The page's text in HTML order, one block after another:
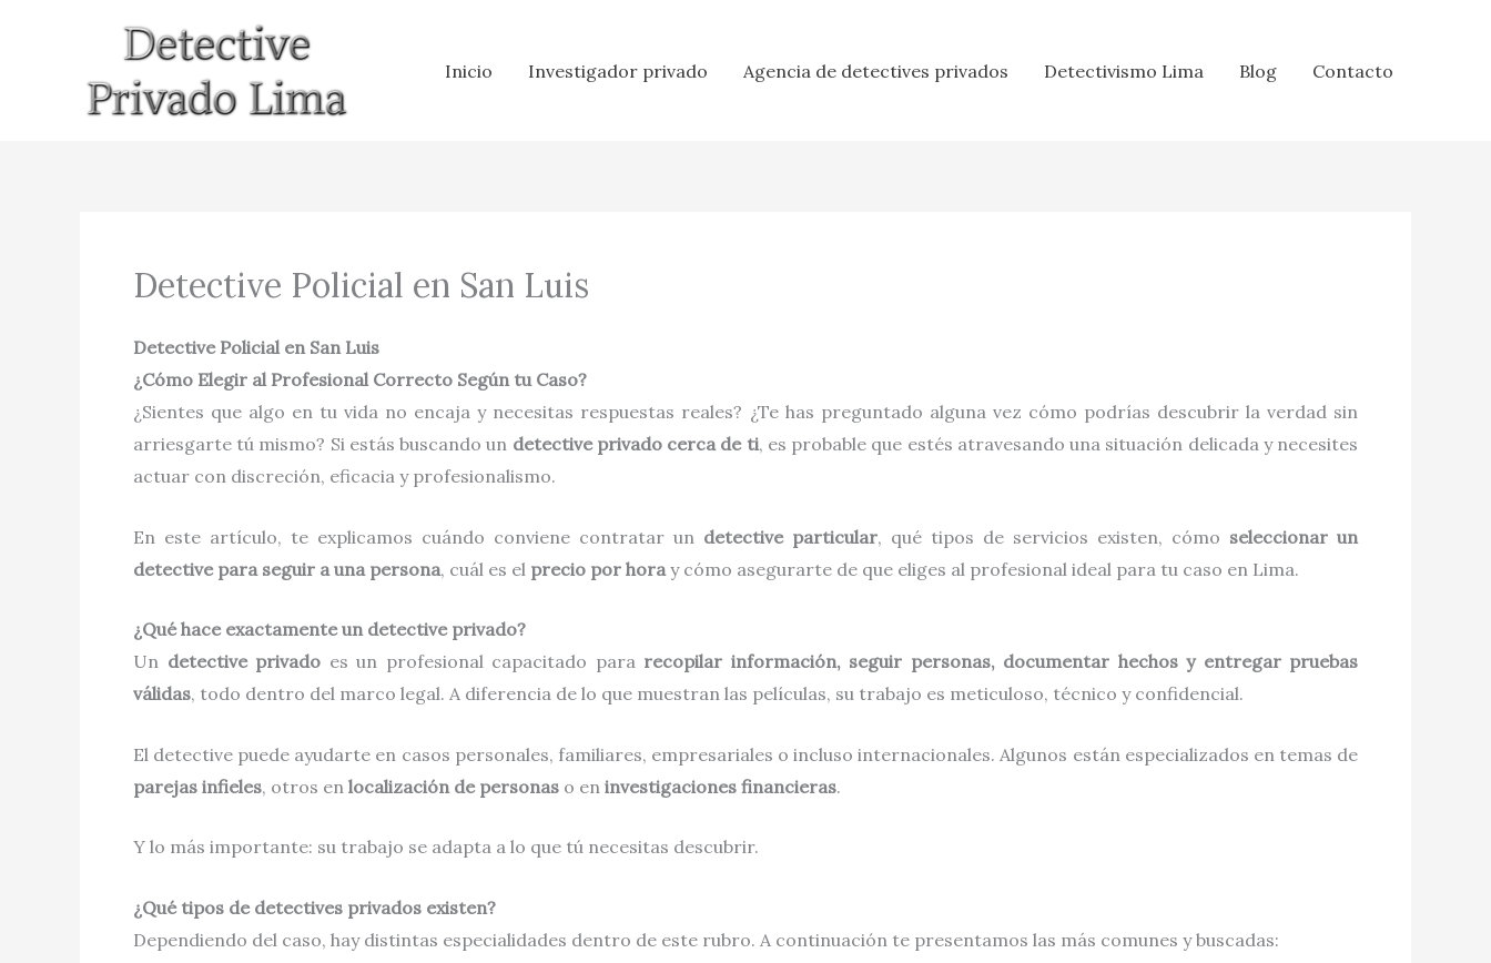
Inicio Investigador privado Agencia de detectives privados Detectivismo Lima Blog Contacto
Detective Policial en San Luis
Detective Policial en San Luis
¿Cómo Elegir al Profesional Correcto Según tu Caso?
¿Sientes que algo en tu vida no encaja y necesitas respuestas reales? ¿Te has preguntado alguna vez cómo podrías descubrir la verdad sin
arriesgarte tú mismo? Si estás buscando un detective privado cerca de ti, es probable que estés atravesando una situación delicada y necesites
actuar con discreción, eficacia y profesionalismo.
En este artículo, te explicamos cuándo conviene contratar un detective particular, qué tipos de servicios existen, cómo seleccionar un
detective para seguir a una persona, cuál es el precio por hora y cómo asegurarte de que eliges al profesional ideal para tu caso en Lima.
¿Qué hace exactamente un detective privado?
Un detective privado es un profesional capacitado para recopilar información, seguir personas, documentar hechos y entregar pruebas
válidas, todo dentro del marco legal. A diferencia de lo que muestran las películas, su trabajo es meticuloso, técnico y confidencial.
El detective puede ayudarte en casos personales, familiares, empresariales o incluso internacionales. Algunos están especializados en temas de
parejas infieles, otros en localización de personas o en investigaciones financieras.
Y lo más importante: su trabajo se adapta a lo que tú necesitas descubrir.
¿Qué tipos de detectives privados existen?
Dependiendo del caso, hay distintas especialidades dentro de este rubro. A continuación te presentamos las más comunes y buscadas: